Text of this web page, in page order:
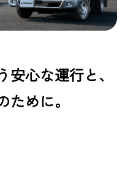
心な運行と、
めに。